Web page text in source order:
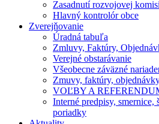
Zasadnutí rozvojovej
Hlavný kontrolór obce
Zverejňovanie
Úradná tabuľa
Zmluvy, Faktúry,
Verejné obstarávanie
Všeobecne záväzné
Zmuvy, faktúry,
VOĽBY A
Interné predpisy, smernice,
poriadky